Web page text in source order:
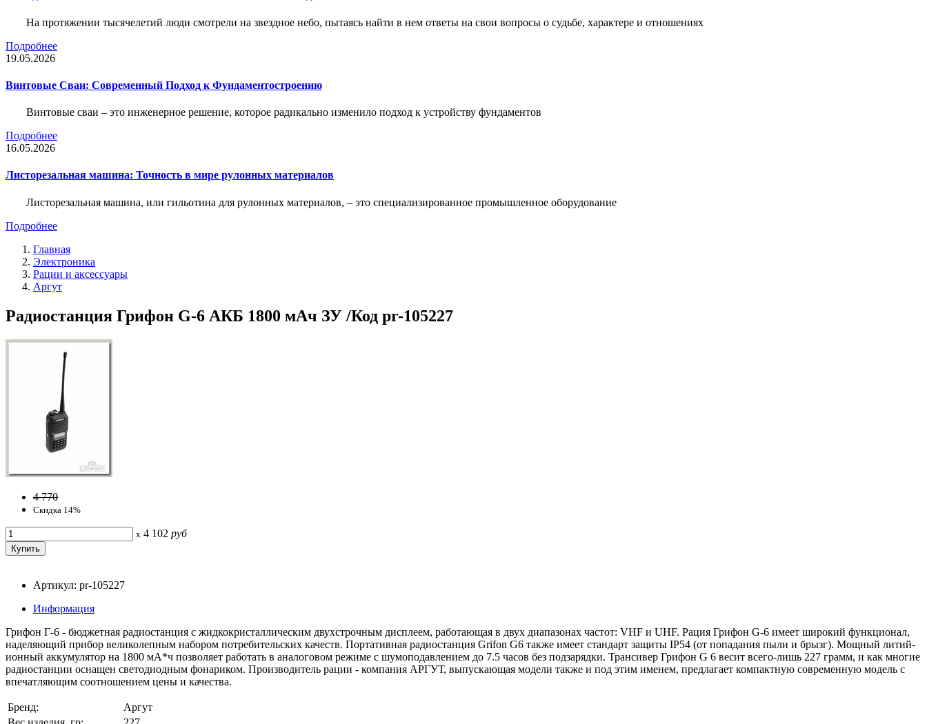
На протяжении тысячелетий люди смотрели на звездное небо, пытаясь найти в нем ответы на свои вопросы о судьбе, характере и отношениях
Подробнее
19.05.2026
Винтовые Сваи: Современный Подход к Фундаментостроению
Винтовые сваи – это инженерное решение, которое радикально изменило подход к устройству фундаментов
Подробнее
16.05.2026
Листорезальная машина: Точность в мире рулонных материалов
Листорезальная машина, или гильотина для рулонных материалов, – это специализированное промышленное оборудование
Подробнее
Главная
Электроника
Рации и аксессуары
Аргут
Радиостанция Грифон G-6 АКБ 1800 мАч ЗУ /Код pr-105227
4 770
Скидка 14%
x 4 102 руб
Артикул: pr-105227
Информация
Грифон Г-6 - бюджетная радиостанция с жидкокристаллическим двухстрочным дисплеем, работающая в двух диапазонах частот: VHF и UHF. Рация Грифон G-6 имеет широкий функционал,
наделяющий прибор великолепным набором потребительских качеств. Портативная радиостанция Grifon G6 также имеет стандарт защиты IP54 (от попадания пыли и брызг). Мощный литий-
ионный аккумулятор на 1800 мА*ч позволяет работать в аналоговом режиме с шумоподавлением до 7.5 часов без подзарядки. Трансивер Грифон G 6 весит всего-лишь 227 грамм, и как многие
радиостанции оснащен светодиодным фонариком. Производитель рации - компания АРГУТ, выпускающая модели также и под этим именем, предлагает компактную современную модель с
впечатляющим соотношением цены и качества.
Бренд:
Аргут